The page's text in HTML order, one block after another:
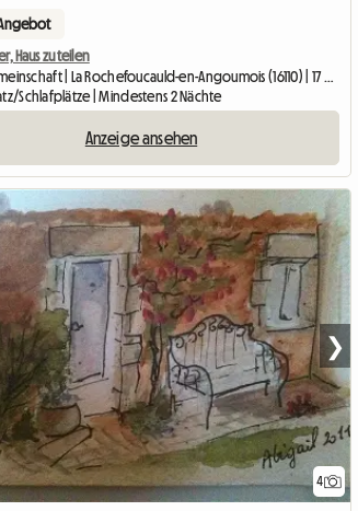
Haus zu teilen
Wohngemeinschaft | La Rochefoucauld-en-Angoumois (16110) | 17 M2
Schlafplätze | Mindestens 2 Nächte
Anzeige ansehen
4
❯